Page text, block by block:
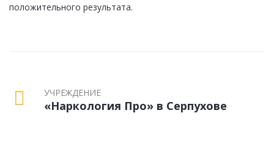
положительного результата.
УЧРЕЖДЕНИЕ
«Наркология Про» в Серпухове